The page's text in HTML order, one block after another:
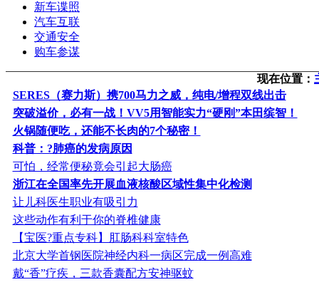
新车谍照
汽车互联
交通安全
购车参谋
现在位置：
SERES（赛力斯）携700马力之威，纯电/增程双线出击
突破溢价，必有一战！VV5用智能实力“硬刚”本田缤智！
火锅随便吃，还能不长肉的7个秘密！
科普：?肺癌的发病原因
可怕，经常便秘竟会引起大肠癌
浙江在全国率先开展血液核酸区域性集中化检测
让儿科医生职业有吸引力
这些动作有利于你的脊椎健康
【宝医?重点专科】肛肠科科室特色
北京大学首钢医院神经内科一病区完成一例高难
戴“香”疗疾，三款香囊配方安神驱蚊